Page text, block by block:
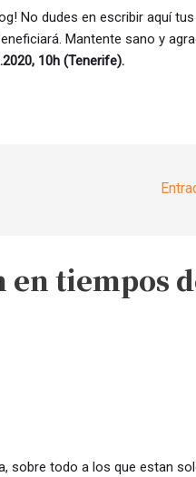
No dudes en escribir aquí
Mantente sano y
10h (Tenerife).
en tiempos
sobre todo a los que estan